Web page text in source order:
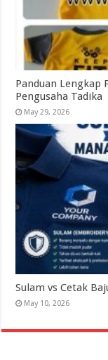
Panduan Lengkap
Pengusaha Tadika
May 29, 2026
Sulam vs Cetak
May 10, 2026